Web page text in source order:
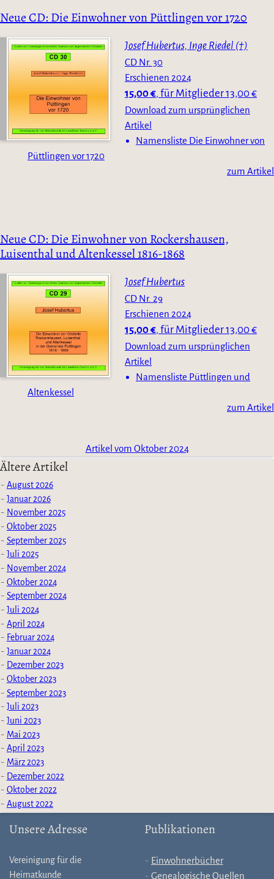
Neue CD: Die Einwohner von Püttlingen vor 1720
Josef Hubertus, Inge Riedel (†)
CD Nr. 30
Erschienen 2024
15,00 €, für Mitglieder 13,00 €
Download zum ursprünglichen
Artikel
Namensliste Die Einwohner von
Püttlingen vor 1720
zum Artikel
Neue CD: Die Einwohner von Rockershausen,
Luisenthal und Altenkessel 1816-1868
Josef Hubertus
CD Nr. 29
Erschienen 2024
15,00 €, für Mitglieder 13,00 €
Download zum ursprünglichen
Artikel
Namensliste Püttlingen und
Altenkessel
zum Artikel
Artikel vom Oktober 2024
Ältere Artikel
August 2026
Januar 2026
November 2025
Oktober 2025
September 2025
Juli 2025
November 2024
Oktober 2024
September 2024
Juli 2024
April 2024
Februar 2024
Januar 2024
Dezember 2023
Oktober 2023
September 2023
Juli 2023
Juni 2023
Mai 2023
April 2023
März 2023
Dezember 2022
Oktober 2022
August 2022
Unsere Adresse
Vereinigung für die
Heimatkunde
Publikationen
Einwohnerbücher
Genealogische Quellen